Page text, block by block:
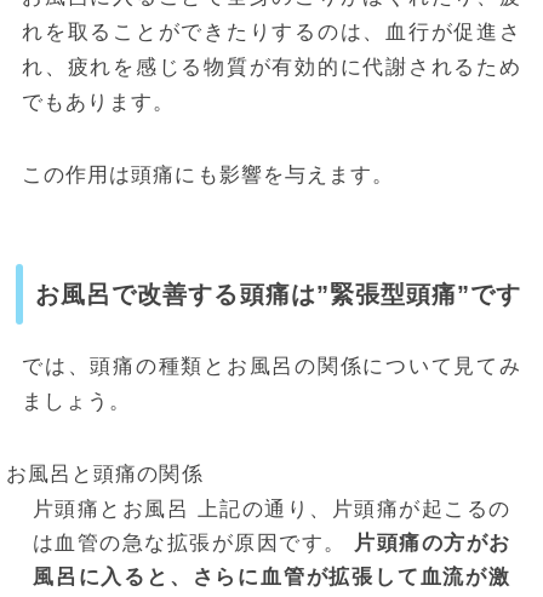
れを取ることができたりするのは、血行が促進さ
れ、疲れを感じる物質が有効的に代謝されるため
でもあります。
この作用は頭痛にも影響を与えます。
お風呂で改善する頭痛は”緊張型頭痛”です
では、頭痛の種類とお風呂の関係について見てみ
ましょう。
お風呂と頭痛の関係
片頭痛とお風呂
上記の通り、片頭痛が起こるの
は血管の急な拡張が原因です。
片頭痛の方がお
風呂に入ると、さらに血管が拡張して血流が激